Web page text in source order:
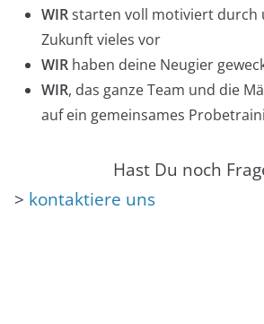
WIRstarten voll motiviert durch
Zukunft vieles vor
WIR haben deine Neugier
WIR, das ganze Team und die
auf ein gemeinsames
Hast Du noch
> kontaktiere uns